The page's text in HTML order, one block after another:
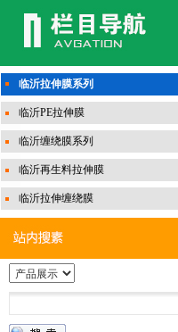
临沂拉伸膜系列
临沂PE拉伸膜
临沂缠绕膜系列
临沂再生料拉伸膜
临沂拉伸缠绕膜